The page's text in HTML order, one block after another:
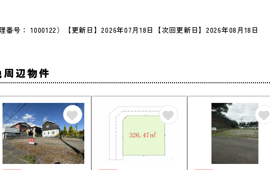
番号： 1000122） 【更新日】2026年07月18日 【次回更新日】2026年08月18日
周辺物件